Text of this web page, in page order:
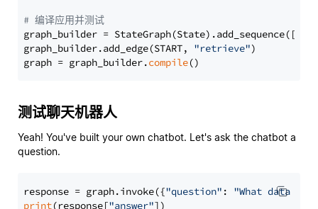
# 编译应用并测试
graph_builder =
graph_builder.add_edge(START, "retrieve")
graph = graph_builder.compile
测试聊天机器人
Yeah! You've built your own chatbot. Let's ask the chatbot a
question.
response = graph.invoke({"question" : "What data
print(response["answer"